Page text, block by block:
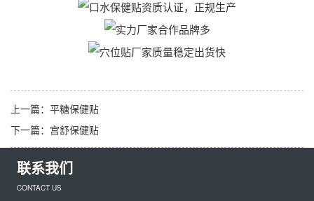
上一篇： 平糖保健贴
下一篇： 宫舒保健贴
联系我们
CONTACT US